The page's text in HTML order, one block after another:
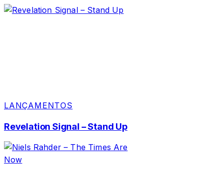
LANÇAMENTOS
Revelation Signal – Stand Up